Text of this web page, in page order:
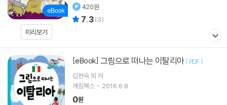
미리보기
420원
7.3(3)
[eBook] 그림으로 떠나는 이탈리아 [ PDF ]
김현숙 외 저
계림북스
2016.6.8.
0원